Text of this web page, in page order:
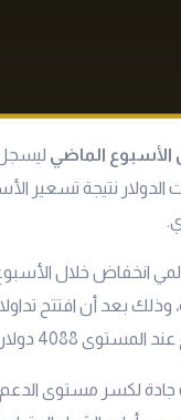
الماضي ليسجل
نتيجة تسعير
دولار للأونصة.